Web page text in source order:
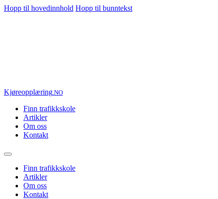
Hopp til hovedinnhold Hopp til bunntekst
Kjøreopplæring.NO
Finn trafikkskole
Artikler
Om oss
Kontakt
Finn trafikkskole
Artikler
Om oss
Kontakt